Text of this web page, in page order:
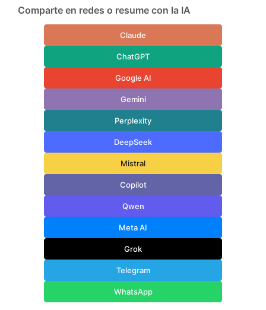
Comparte en redes o resume con la IA
Claude
ChatGPT
Google AI
Gemini
Perplexity
DeepSeek
Mistral
Copilot
Qwen
Meta AI
Grok
Telegram
WhatsApp